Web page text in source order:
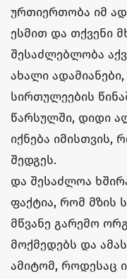
ურთიერთობა იმ
ესმით და თქვენი
შესაძლებლობა
ახალი
სირთულეების
წარსულში, დიდი
იქნება იმისთვის,
შედგეს.
და შესაძლოა
ფაქტია, რომ მზის
მწვანე გარემო
მოქმედებს და
ამიტომ, როდესაც